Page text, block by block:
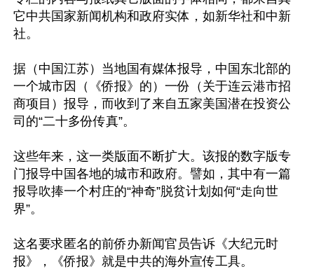
它中共国家新闻机构和政府实体，如新华社和中新
社。
据（中国江苏）当地国有媒体报导，中国东北部的
一个城市因（《侨报》的）一份（关于连云港市招
商项目）报导，而收到了来自五家美国潜在投资公
司的“二十多份传真”。
这些年来，这一类版面不断扩大。该报的数字版专
门报导中国各地的城市和政府。譬如，其中有一篇
报导吹捧一个村庄的“神奇”脱贫计划如何“走向世
界”。
这名要求匿名的前侨办新闻官员告诉《大纪元时
报》，《侨报》就是中共的海外宣传工具。